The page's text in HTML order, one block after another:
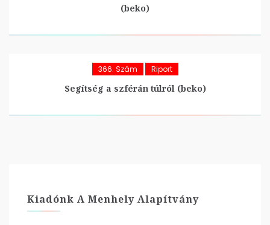
(beko)
366. Szám Riport
Segítség a szférán túlról (beko)
Kiadónk A Menhely Alapítvány